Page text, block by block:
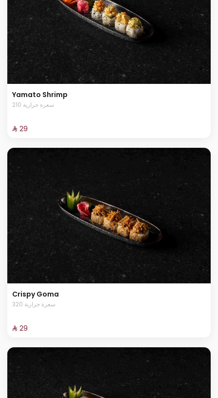
Yamato Shrimp
210 سعرة حرارية
⁨⁦‪‬ 29⁩
Crispy Goma
320 سعرة حرارية
⁨⁦‪‬ 29⁩